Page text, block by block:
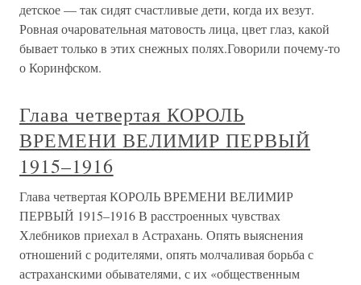
детское — так сидят счастливые дети, когда их везут.
Ровная очаровательная матовость лица, цвет глаз, какой
бывает только в этих снежных полях.Говорили почему-то
о Коринфском.
Глава четвертая КОРОЛЬ
ВРЕМЕНИ ВЕЛИМИР ПЕРВЫЙ
1915–1916
Глава четвертая КОРОЛЬ ВРЕМЕНИ ВЕЛИМИР
ПЕРВЫЙ 1915–1916 В расстроенных чувствах
Хлебников приехал в Астрахань. Опять выяснения
отношений с родителями, опять молчаливая борьба с
астраханскими обывателями, с их «общественным